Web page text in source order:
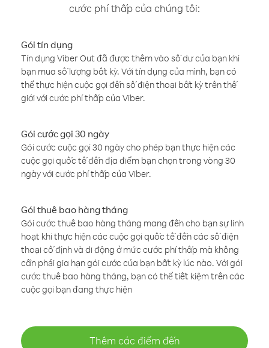
cước phí thấp của chúng tôi:
Gói tín dụng
Tín dụng Viber Out đã được thêm vào số dư của bạn khi
bạn mua số lượng bất kỳ. Với tín dụng của mình, bạn có
thể thực hiện cuộc gọi đến số điện thoại bất kỳ trên thế
giới với cước phí thấp của Viber.
Gói cước gọi 30 ngày
Gói cước cuộc gọi 30 ngày cho phép bạn thực hiện các
cuộc gọi quốc tế đến địa điểm bạn chọn trong vòng 30
ngày với cước phí thấp của Viber.
Gói thuê bao hàng tháng
Gói cước thuê bao hàng tháng mang đến cho bạn sự linh
hoạt khi thực hiện các cuộc gọi quốc tế đến các số điện
thoại cố định và di động ở mức cước phí thấp mà không
cần phải gia hạn gói cước của bạn bất kỳ lúc nào. Với gói
cước thuê bao hàng tháng, bạn có thể tiết kiệm trên các
cuộc gọi bạn đang thực hiện
Thêm các điểm đến